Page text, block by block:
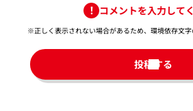
コメントを入力して
※正しく表示されない場合があるため、環境依存文字
投稿する